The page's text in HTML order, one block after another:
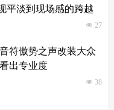
平淡到现场感的跨越
넶 27
符傲势之声改装大众
出专业度
넶 38